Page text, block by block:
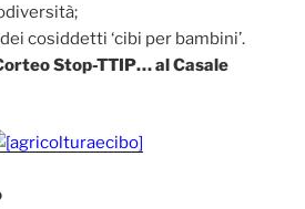
cosiddetti ‘cibi per bambini’.
Stop-TTIP… al Casale